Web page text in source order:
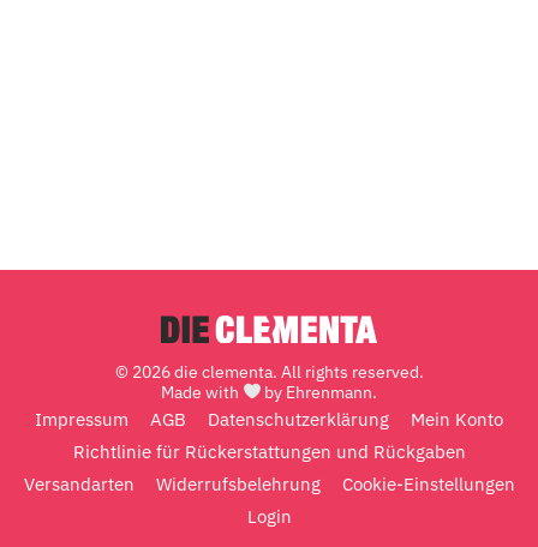
© 2026 die clementa. All rights reserved.
Made with
by Ehrenmann.
Impressum AGB Datenschutzerklärung
Mein Konto
Richtlinie für Rückerstattungen und Rückgaben
Versandarten
Widerrufsbelehrung
Cookie-Einstellungen
Login